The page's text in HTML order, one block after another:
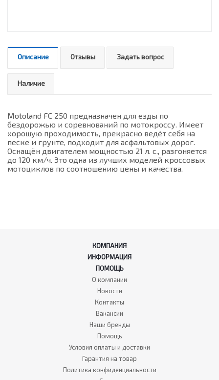
Описание Отзывы Задать вопрос
Наличие
Motoland FC 250 предназначен для езды по
бездорожью и соревнований по мотокроссу. Имеет
хорошую проходимость, прекрасно ведёт себя на
песке и грунте, подходит для асфальтовых дорог.
Оснащён двигателем мощностью 21 л. с., разгоняется
до 120 км/ч. Это одна из лучших моделей кроссовых
мотоциклов по соотношению цены и качества.
КОМПАНИЯ
ИНФОРМАЦИЯ
ПОМОЩЬ
О компании
Новости
Контакты
Вакансии
Наши бренды
Помощь
Условия оплаты и доставки
Гарантия на товар
Политика конфиденциальности